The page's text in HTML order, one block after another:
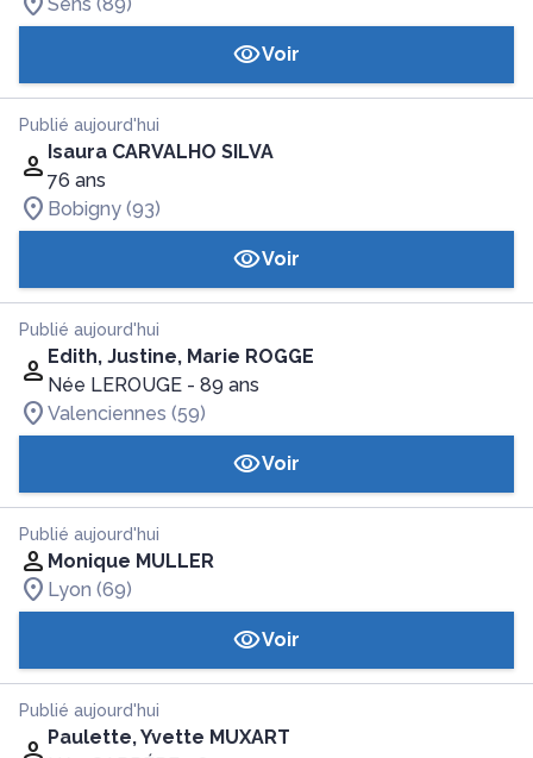
Voir
Publié aujourd'hui
Isaura CARVALHO SILVA
76 ans
Bobigny (93)
Voir
Publié aujourd'hui
Edith, Justine, Marie ROGGE
Née LEROUGE - 89 ans
Valenciennes (59)
Voir
Publié aujourd'hui
Monique MULLER
Lyon (69)
Voir
Publié aujourd'hui
Paulette, Yvette MUXART